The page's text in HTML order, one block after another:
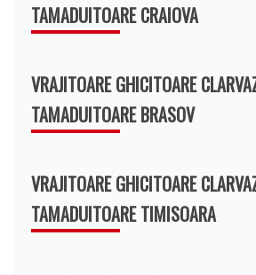
TAMADUITOARE CRAIOVA
VRAJITOARE GHICITOARE
TAMADUITOARE BRASOV
VRAJITOARE GHICITOARE
TAMADUITOARE TIMISOARA